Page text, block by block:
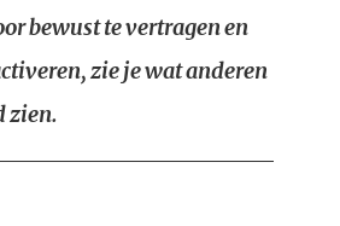
bewust te vertragen en
zie je wat anderen
zien.